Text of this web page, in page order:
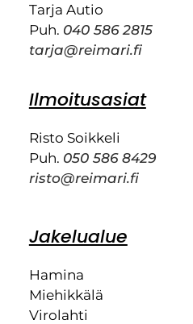
Tarja Autio
Puh. 040 586 2815
tarja@reimari.fi
Ilmoitusasiat
Risto Soikkeli
Puh. 050 586 8429
risto@reimari.fi
Jakelualue
Hamina
Miehikkälä
Virolahti